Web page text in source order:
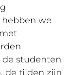
hebben we
studenten
de tijden zijn